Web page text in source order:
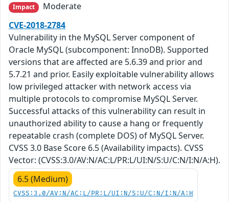
Impact
Moderate
CVE-2018-2784
Vulnerability in the MySQL Server component of
Oracle MySQL (subcomponent: InnoDB). Supported
versions that are affected are 5.6.39 and prior and
5.7.21 and prior. Easily exploitable vulnerability allows
low privileged attacker with network access via
multiple protocols to compromise MySQL Server.
Successful attacks of this vulnerability can result in
unauthorized ability to cause a hang or frequently
repeatable crash (complete DOS) of MySQL Server.
CVSS 3.0 Base Score 6.5 (Availability impacts). CVSS
Vector: (CVSS:3.0/AV:N/AC:L/PR:L/UI:N/S:U/C:N/I:N/A:H).
6.5 (Medium)
CVSS:3.0/AV:N/AC:L/PR:L/UI:N/S:U/C:N/I:N/A:H